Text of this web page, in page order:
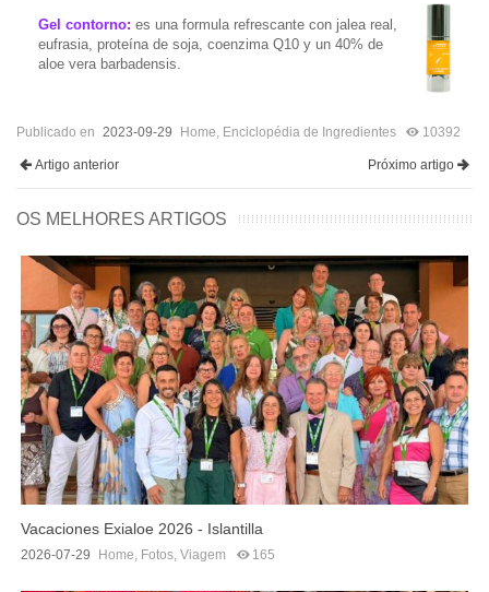
Gel contorno: es una formula refrescante con jalea real,
eufrasia, proteína de soja, coenzima Q10 y un 40% de
aloe vera barbadensis.
Publicado en 2023-09-29 Home Enciclopédia de Ingredientes 10392
Artigo anterior Próximo artigo
OS MELHORES ARTIGOS
Vacaciones Exialoe 2026 - Islantilla
2026-07-29 Home, Fotos,Viagem 165